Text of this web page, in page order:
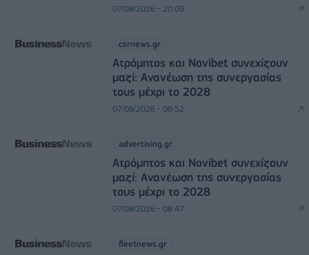
07/08/2026 - 20:09
csrnews.gr
Ατρόμητος και Novibet συνεχίζουν
μαζί: Ανανέωση της συνεργασίας
τους μέχρι το 2028
07/08/2026 - 08:52
advertising.gr
Ατρόμητος και Novibet συνεχίζουν
μαζί: Ανανέωση της συνεργασίας
τους μέχρι το 2028
07/08/2026 - 08:47
fleetnews.gr